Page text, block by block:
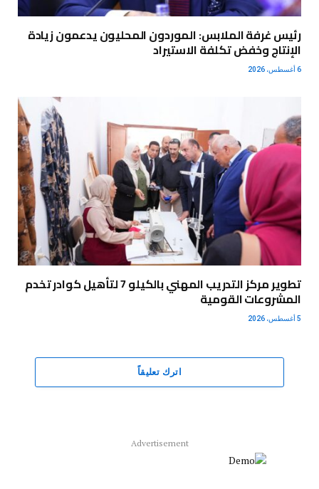
رئيس غرفة الملابس: الموردون المحليون يدعمون زيادة
الإنتاج وخفض تكلفة الاستيراد
6 أغسطس، 2026
تطوير مركز التدريب المهني بالكيلو 7 لتأهيل كوادر تخدم
المشروعات القومية
5 أغسطس، 2026
اترك تعليقاً
Advertisement